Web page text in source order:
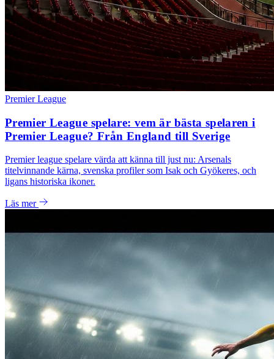
Premier League
Premier League spelare: vem är bästa spelaren i
Premier League? Från England till Sverige
Premier league spelare värda att känna till just nu: Arsenals
titelvinnande kärna, svenska profiler som Isak och Gyökeres, och
ligans historiska ikoner.
Läs mer